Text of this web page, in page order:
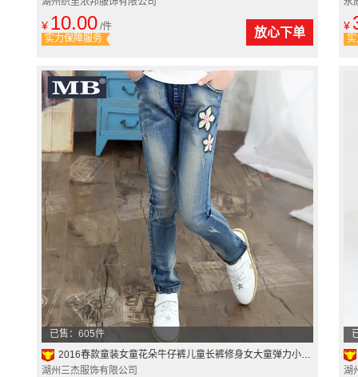
¥ 10.00 /件
实力保障服务
放心下单 ¥
已售：605件
2016春款童装女童花朵牛仔裤儿童长裤修身女大童弹力小脚口牛仔裤
湖州三杰服饰有限公司
湖